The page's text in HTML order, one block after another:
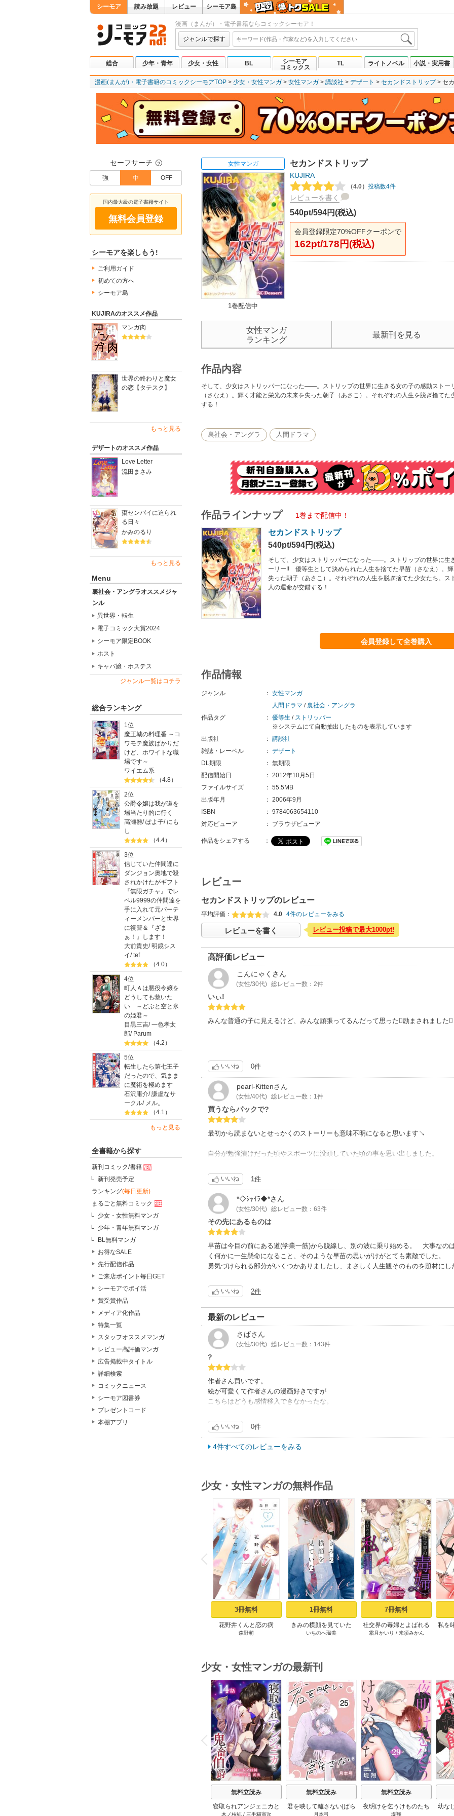
シーモア 読み放題 レビュー シーモア島
漫画（まんが）・電子書籍ならコミックシーモア！
ジャンルで探す
総合 少年・青年 少女・女性 BL
シーモア
コミックス
TL ライトノベル 小説・実用書
漫画(まんが)・電子書籍のコミックシーモアTOP 少女・女性マンガ 女性マンガ 講談社 デザート セカンドストリップ セ
セーフサーチ ？
強 中 OFF
国内最大級の電子書籍サイト
無料会員登録
シーモアを楽しもう!
ご利用ガイド
初めての方へ
シーモア島
KUJIRAのオススメ作品
マンガ肉
世界の終わりと魔女
の恋【タテスク】
もっと見る
デザートのオススメ作品
Love Letter
流田まさみ
棗センパイに迫られ
る日々
かみのるり
もっと見る
Menu
裏社会・アングラオススメジャ
ンル
異世界・転生
電子コミック大賞2024
シーモア限定BOOK
ホスト
キャバ嬢・ホステス
ジャンル一覧はコチラ
総合ランキング
1位
魔王城の料理番 ～コ
ワモテ魔族ばかりだ
けど、ホワイトな職
場です～
ワイエム系
（4.8）
2位
公爵令嬢は我が道を
場当たり的に行く
高瀬雛/ぽよ子/ にも
し
（4.4）
3位
信じていた仲間達に
ダンジョン奥地で殺
されかけたがギフト
『無限ガチャ』でレ
ベル9999の仲間達を
手に入れて元パーテ
ィーメンバーと世界
に復讐＆『ざま
ぁ！』します！
大前貴史/明鏡シス
イ/tef
（4.0）
4位
町人Ａは悪役令嬢を
どうしても救いた
い ～どぶと空と氷
の姫君～
目黒三吉/一色孝太
郎/ Parum
（4.2）
5位
転生したら第七王子
だったので、気まま
に魔術を極めます
石沢庸介/謙虚なサ
ークル/ メル。
（4.1）
もっと見る
全書籍から探す
新刊コミック/書籍
新刊発売予定
ランキング(毎日更新)
まるごと無料コミック
少女・女性無料マンガ
少年・青年無料マンガ
BL無料マンガ
お得なSALE
先行配信作品
ご来店ポイント毎日GET
シーモアでポイ活
賞受賞作品
メディア化作品
特集一覧
スタッフオススメマンガ
レビュー高評価マンガ
広告掲載中タイトル
詳細検索
コミックニュース
シーモア図書券
プレゼントコード
本棚アプリ
女性マンガ
1巻配信中
セカンドストリップ
KUJIRA
（4.0） 投稿数4件
レビューを書く
540pt/594円(税込)
会員登録限定70%OFFクーポンで
162pt/178円(税込)
女性マンガ
ランキング
最新刊を見る
作品内容
そして、少女はストリッパーになった――。ストリップの世界に生きる女の子の感動スト
（さなえ）。輝く才能と栄光の未来を失った朝子（あさこ）。それぞれの人生を脱ぎ捨て
する！
裏社会・アングラ 人間ドラマ
作品ラインナップ 1巻まで配信中！
セカンドストリップ
540pt/594円(税込)
そして、少女はストリッパーになった――。ストリップの世界に生
ーリー!! 優等生として決められた人生を捨てた早苗（さなえ）。
失った朝子（あさこ）。それぞれの人生を脱ぎ捨てた少女たち。ス
人の運命が交錯する！
会員登録して全巻購入
作品情報
ジャンル ： 女性マンガ
人間ドラマ /裏社会・アングラ
作品タグ
： 優等生 / ストリッパー
※システムにて自動抽出したものを表示しています
出版社
： 講談社
雑誌・レーベル
： デザート
DL期限
： 無期限
配信開始日
： 2012年10月5日
ファイルサイズ
： 55.5MB
出版年月
： 2006年9月
ISBN
： 9784063654110
対応ビューア
： ブラウザビューア
作品をシェアする ：
レビュー
セカンドストリップのレビュー
平均評価： 4.0 4件のレビューをみる
レビューを書く レビュー投稿で最大1000pt!
高評価レビュー
こんにゃく さん
(女性/30代) 総レビュー数：2件
いぃ!
みんな普通の子に見えるけど、みんな頑張ってるんだって思った励まされました
いいね 0件
pearl-Kittenさん
(女性/40代) 総レビュー数：1件
買うならパックで?
最初から読まないとせっかくのストーリーも意味不明になると思います↘
自分が勉強漬けだった頃やスポーツに没頭していた頃の事を思い出しました。
共感しながら読めるので、一気に読めました。
が、今のご時世では、こういう生き方は無理があるかな…
ストーリーはしっかりしてるので、読みやすいです。
読み終えた時には、自分はどうだっただろう？今はどうだろう？って、自問自答し
な
なので、評価は星のマイナスは１つにしました。
いいね 1件
*◇ｼｬｲﾗ◆*さん
(女性/30代) 総レビュー数：63件
その先にあるものは
早苗は今目の前にある道(学業一筋)から脱線し、別の波に乗り始める。 大事なの
く何かに一生懸命になること、そのような早苗の思いがけがとても素敵でした。
勇気づけられる部分がいくつかありましたし、まさしく人生観そのものを題材にし
いいね 2件
最新のレビュー
さばさん
(女性/30代) 総レビュー数：143件
?
作者さん買いです。
絵が可愛くて作者さんの漫画好きですが
こちらはどうも感情移入できなかったな。
いいね 0件
4件すべてのレビューをみる
少女・女性マンガの無料作品
P
r
e
v
i
o
u
s
3冊無料
花野井くんと恋の病
（１）
森野萌
1冊無料
きみの横顔を見ていた
（１）
いちのへ瑠美
7冊無料
社交界の毒婦とよばれる
私～素敵な辺境伯令息に
霜月かいり / 来須みかん
私を
てい
少女・女性マンガの最新刊
P
r
e
v
i
o
u
s
無料立読み
寝取られアンジェニカと
木ノ枝純/ 三毛猫寅次
無料立読み
君を映して離さない[ばら
月本弓
無料立読み
夜明けを乞うけものたち
堤翔
幼な